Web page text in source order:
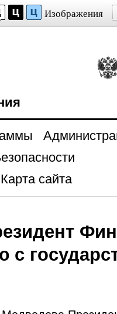
Изображения
Карта сайта
с